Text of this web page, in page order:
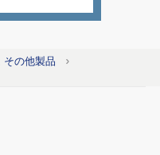
その他製品